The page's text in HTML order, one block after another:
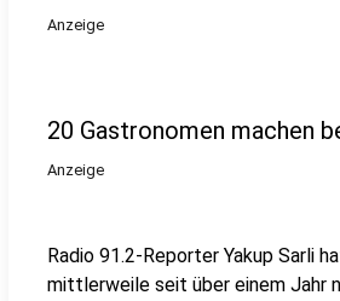
Anzeige
20 Gastronomen machen
Anzeige
Radio 91.2-Reporter Yakup Sarli
mittlerweile seit über einem Jahr